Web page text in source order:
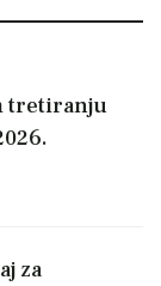
tretiranju
za